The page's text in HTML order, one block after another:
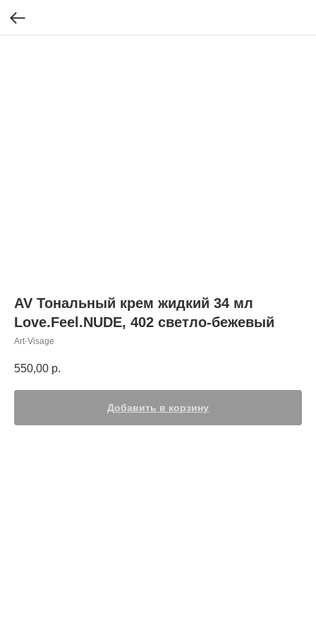
AV Тональный крем жидкий 34 мл
Love.Feel.NUDE, 402 светло-бежевый
Art-Visage
550,00 р.
Добавить в корзину